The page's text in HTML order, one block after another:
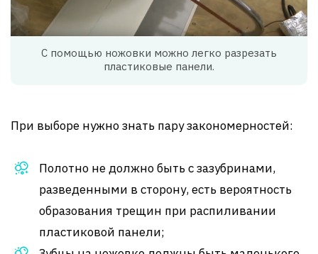
С помощью ножовки можно легко разрезать
пластиковые панели.
При выборе нужно знать пару закономерностей:
Полотно не должно быть с зазубринами,
разведенными в сторону, есть вероятность
образования трещин при распиливании
пластиковой панели;